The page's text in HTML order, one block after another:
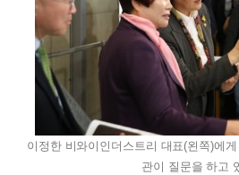
이정한 비와이인더스트리 대표(왼쪽)에
관이 질문을 하고